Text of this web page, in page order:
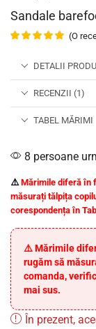
Sandale
(O
DETALII
RECENZII (1)
TABEL MĂRIMI
8 persoane
⚠️ Mărimile diferă în
măsurați tălpița
corespondența în
⚠️ Mărimile
rugăm să
comanda,
mai sus.
În prezent,